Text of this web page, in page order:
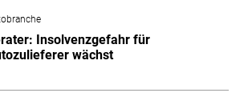
Insolvenzgefahr für
wächst